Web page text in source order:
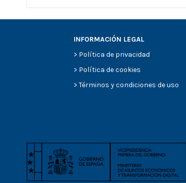
INFORMACIÓN LEGAL
> Política de privacidad
> Política de cookies
>Términos y condiciones de uso